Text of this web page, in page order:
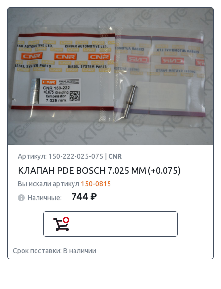
Артикул: 150-222-025-075 | CNR
КЛАПАН PDE BOSCH 7.025 ММ (+0.075)
Вы искали артикул 150-0815
Наличные:
744 ₽
Срок поставки: В наличии